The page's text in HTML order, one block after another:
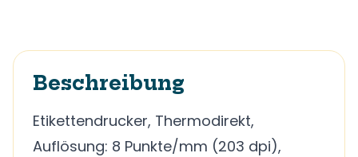
Beschreibung
Etikettendrucker, Thermodirekt,
Auflösung: 8 Punkte/mm (203 dpi),